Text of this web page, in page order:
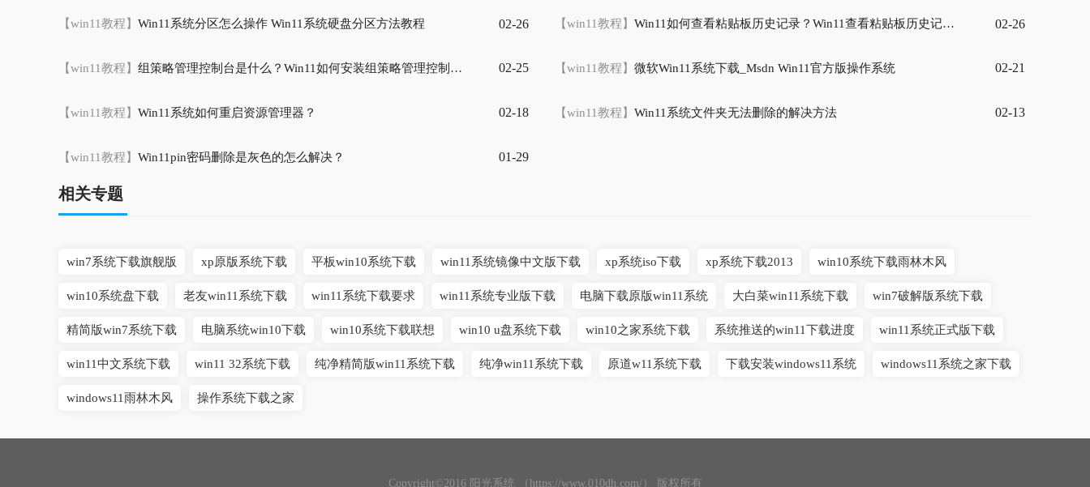
【win11教程】 Win11系统分区怎么操作 Win11系统硬盘分区方法教程 02-26 【win11教程】 Win11如何查看粘贴板历史记录？Win11查看粘贴板历史记录的方法 02-26
【win11教程】 组策略管理控制台是什么？Win11如何安装组策略管理控制台？ 02-25 【win11教程】 微软Win11系统下载_Msdn Win11官方版操作系统 02-21
【win11教程】 Win11系统如何重启资源管理器？ 02-18 【win11教程】 Win11系统文件夹无法删除的解决方法 02-13
【win11教程】 Win11pin密码删除是灰色的怎么解决？ 01-29
相关专题
win7系统下载旗舰版 xp原版系统下载 平板win10系统下载 win11系统镜像中文版下载 xp系统iso下载 xp系统下载2013 win10系统下载雨林木风
win10系统盘下载 老友win11系统下载 win11系统下载要求 win11系统专业版下载 电脑下载原版win11系统 大白菜win11系统下载 win7破解版系统下载
精简版win7系统下载 电脑系统win10下载 win10系统下载联想 win10 u盘系统下载 win10之家系统下载 系统推送的win11下载进度 win11系统正式版下载
win11中文系统下载 win11 32系统下载 纯净精简版win11系统下载 纯净win11系统下载 原道w11系统下载 下载安装windows11系统 windows11系统之家下载
windows11雨林木风 操作系统下载之家
Copyright©2016 阳光系统 （https://www.010dh.com/） 版权所有